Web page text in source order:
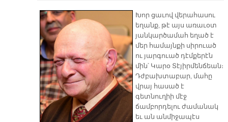
Խոր ցաւով վերահասու
եղանք, թէ այս առաւօտ
յանկարծամահ եղած է
մեր համայնքի սիրուած
ու յարգուած դէմքերէն
մին՝ Կարօ Տէյիրմենճեան։
Դժբախտաբար, մահը
վրայ հասած է
գետնուղիի մէջ
ճամբորդելու ժամանակ
եւ ան անմիջապէս